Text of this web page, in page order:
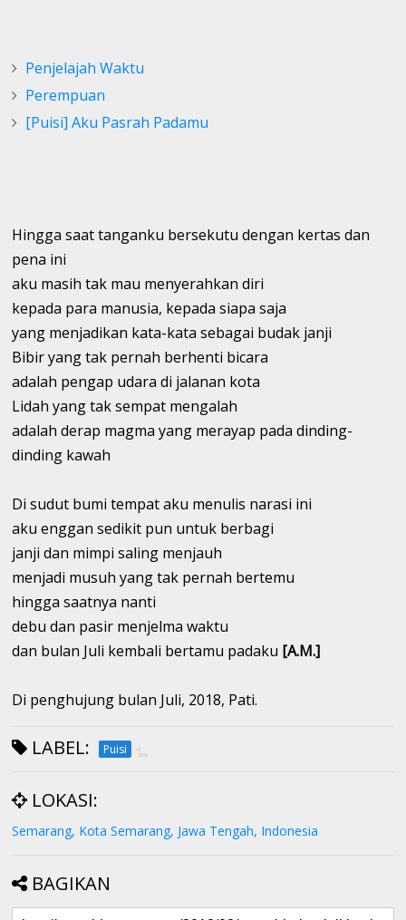
Penjelajah Waktu
Perempuan
[Puisi] Aku Pasrah Padamu
Hingga saat tanganku bersekutu dengan kertas dan
pena ini
aku masih tak mau menyerahkan diri
kepada para manusia, kepada siapa saja
yang menjadikan kata-kata sebagai budak janji
Bibir yang tak pernah berhenti bicara
adalah pengap udara di jalanan kota
Lidah yang tak sempat mengalah
adalah derap magma yang merayap pada dinding-
dinding kawah
Di sudut bumi tempat aku menulis narasi ini
aku enggan sedikit pun untuk berbagi
janji dan mimpi saling menjauh
menjadi musuh yang tak pernah bertemu
hingga saatnya nanti
debu dan pasir menjelma waktu
dan bulan Juli kembali bertamu padaku [A.M.]
Di penghujung bulan Juli, 2018, Pati.
LABEL: Puisi
LOKASI:
Semarang, Kota Semarang, Jawa Tengah, Indonesia
BAGIKAN